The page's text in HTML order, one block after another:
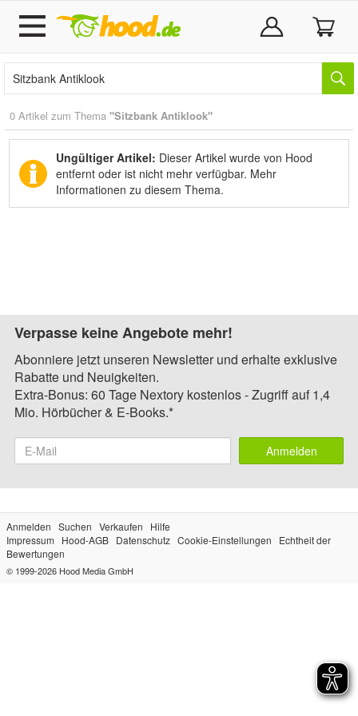
0 Artikel zum Thema "Sitzbank Antiklook"
Ungültiger Artikel: Dieser Artikel wurde von Hood
entfernt oder ist nicht mehr verfügbar. Mehr
Informationen zu diesem Thema.
Verpasse keine Angebote mehr!
Abonniere jetzt unseren Newsletter und erhalte exklusive
Rabatte und Neuigkeiten.
Extra-Bonus: 60 Tage Nextory kostenlos - Zugriff auf 1,4
Mio. Hörbücher & E-Books.*
Anmelden
Anmelden Suchen Verkaufen
Hilfe
Impressum
Hood-AGB Datenschutz Cookie-Einstellungen
Echtheit der
Bewertungen
© 1999-2026 Hood Media GmbH